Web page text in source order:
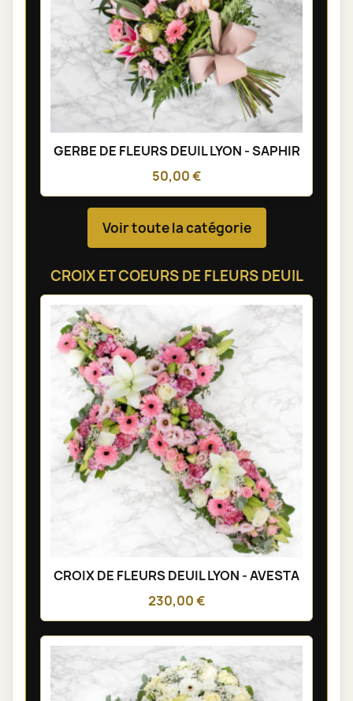
GERBE DE FLEURS DEUIL LYON - SAPHIR
50,00 €
Voir toute la catégorie
CROIX ET COEURS DE FLEURS DEUIL
CROIX DE FLEURS DEUIL LYON - AVESTA
230,00 €